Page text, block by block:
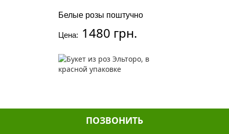
Белые розы поштучно
Цена: 1480 грн.
ПОЗВОНИТЬ